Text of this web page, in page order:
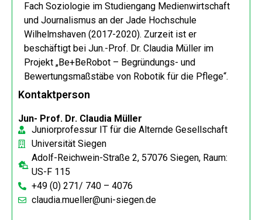
Fach Soziologie im Studiengang Medienwirtschaft
und Journalismus an der Jade Hochschule
Wilhelmshaven (2017-2020). Zurzeit ist er
beschäftigt bei Jun.-Prof. Dr. Claudia Müller im
Projekt „Be+BeRobot – Begründungs- und
Bewertungsmaßstäbe von Robotik für die Pflege“.
Kontaktperson
Jun- Prof. Dr. Claudia Müller
Juniorprofessur IT für die Alternde Gesellschaft
Universität Siegen
Adolf-Reichwein-Straße 2, 57076 Siegen, Raum:
US-F 115
+49 (0) 271/ 740 – 4076
claudia.mueller@uni-siegen.de